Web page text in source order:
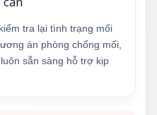
tra lại tình trạng mối
án phòng chống mối,
sẵn sàng hỗ trợ kịp